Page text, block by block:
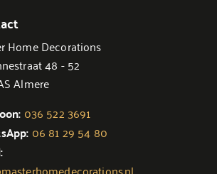
Home Decorations
48 - 52
Almere
036 522 3691
06 81 29 54 80